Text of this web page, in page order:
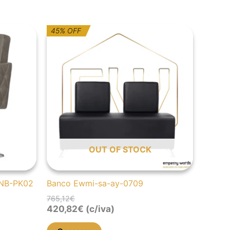
PK02
45% OFF
OUT OF STOCK
Banco Ewmi-sa-ay-0709
765,12€
O
preço
original
era:
O
preço
atual
é:
420,82€ (c/iva)